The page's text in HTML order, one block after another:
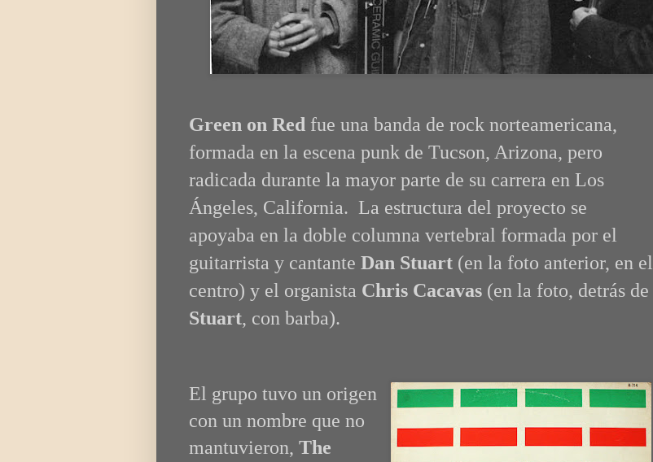
Green on Red fue una banda de rock norteamericana,
formada en la escena punk de Tucson, Arizona, pero
radicada durante la mayor parte de su carrera en Los
Ángeles, California. La estructura del proyecto se
apoyaba en la doble columna vertebral formada por el
guitarrista y cantante Dan Stuart (en la foto anterior, en el
centro) y el organista Chris Cacavas (en la foto, detrás de
Stuart, con barba).
El grupo tuvo un origen
con un nombre que no
mantuvieron, The